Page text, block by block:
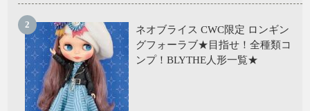
ネオブライス CWC限定 ロンギン
グフォーラブ★目指せ！全種類コ
ンプ！BLYTHE人形一覧★